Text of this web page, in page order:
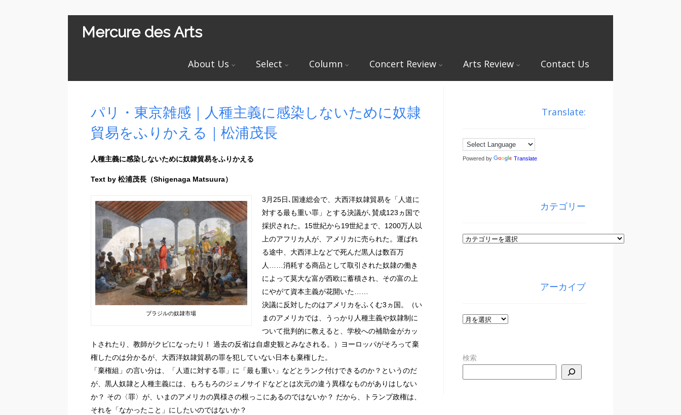
Mercure des Arts
About Us Select Column Concert Review Arts Review Contact Us
パリ・東京雑感｜人種主義に感染しないために奴隷
貿易をふりかえる｜松浦茂長
人種主義に感染しないために奴隷貿易をふりかえる
Text by 松浦茂長（Shigenaga Matsuura）
ブラジルの奴隷市場
3月25日､国連総会で、大西洋奴隷貿易を「人道に
対する最も重い罪」とする決議が､賛成123ヵ国で
採択された。 15世紀から19世紀まで、1200万人以
上のアフリカ人が、アメリカに売られた。運ばれ
る途中、大西洋上などで死んだ黒人は数百万
人…… 消耗する商品として取引された奴隷の働き
によって莫大な富が西欧に蓄積され、その富の上
にやがて資本主義が花開いた……
決議に反対したのはアメリカをふくむ3ヵ国。（い
まのアメリカでは、うっかり人種主義や奴隷制に
ついて批判的に教えると、学校への補助金がカッ
トされたり、教師がクビになったり！ 過去の反省は自虐史観とみなされる。）ヨーロッパがそろって棄
権したのは分かるが、大西洋奴隷貿易の罪を犯していない日本も棄権した。
「棄権組」の言い分は、「人道に対する罪」に「最も重い」などとランク付けできるのか？というのだ
が、黒人奴隷と人種主義には、もろもろのジェノサイドなどとは次元の違う異様なものがありはしない
か？ その〈罪〉が、いまのアメリカの異様さの根っこにあるのではないか？ だから、トランプ政権は、
それを「なかったこと」にしたいのではないか？
Translate:
Powered by Translate
カテゴリー
カ
アーカイブ
ア
イ
検索